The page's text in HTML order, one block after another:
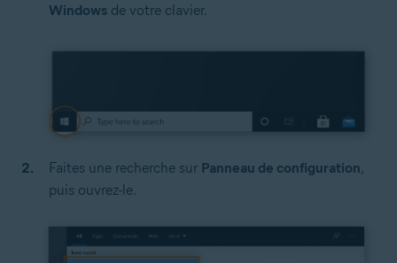
Windows de votre clavier.
Faites une recherche sur Panneau de configuration,
puis ouvrez-le.